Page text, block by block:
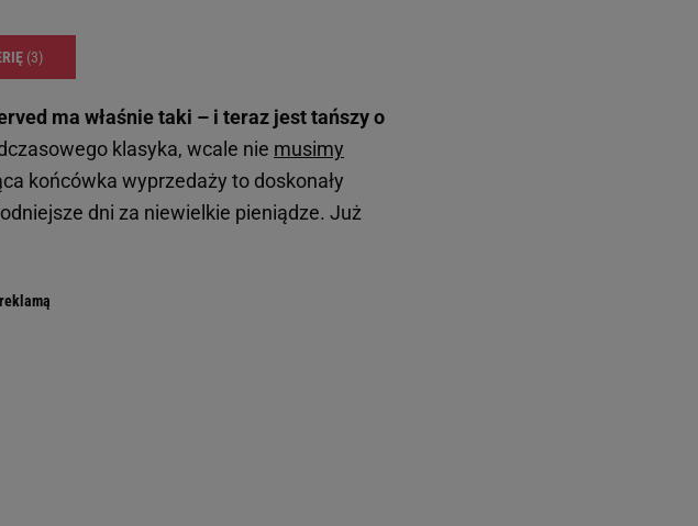
(3)
ma właśnie taki – i teraz jest tańszy o
klasyka, wcale nie musimy
końcówka wyprzedaży to doskonały
dni za niewielkie pieniądze. Już